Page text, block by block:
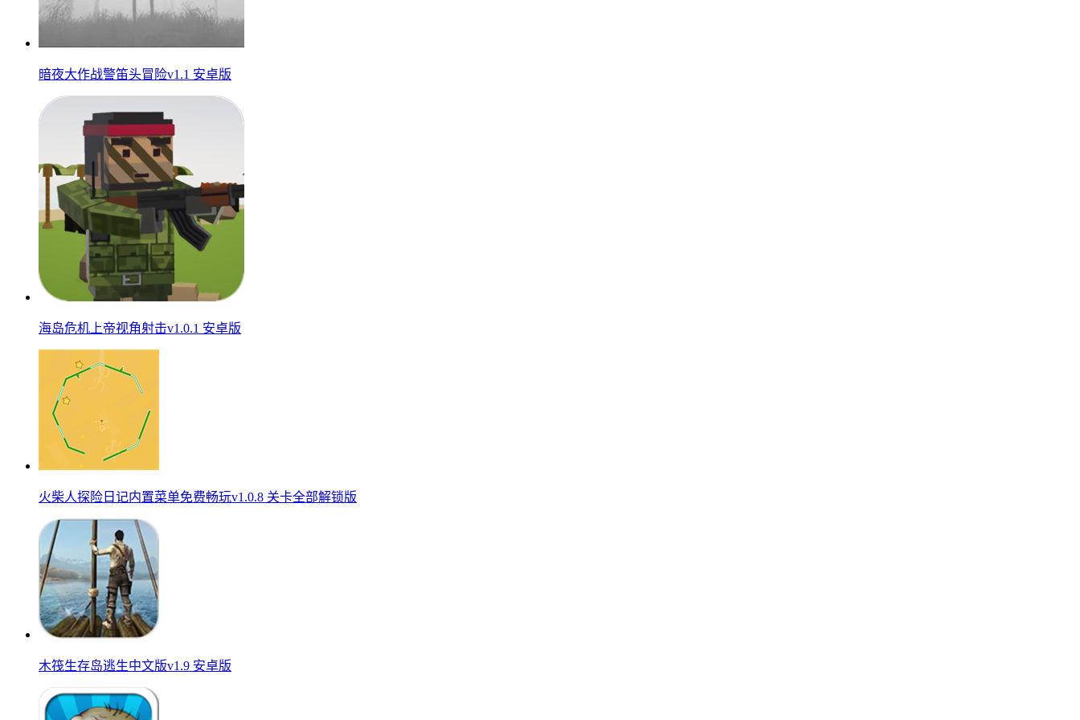
暗夜大作战警笛头冒险v1.1 安卓版
海岛危机上帝视角射击v1.0.1 安卓版
火柴人探险日记内置菜单免费畅玩v1.0.8 关卡全部解锁版
木筏生存岛逃生中文版v1.9 安卓版